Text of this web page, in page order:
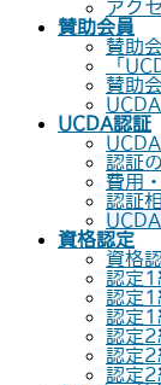
アク
賛助会員
賛助
「
賛助
UCDA認証
認証
費用
認証
資格認定
資格
認定1
認定1
認定1
認定2
認定2
認定2